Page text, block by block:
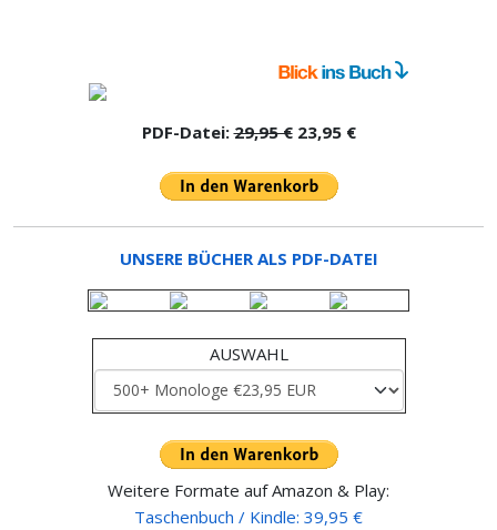
PDF-Datei:29,95 €23,95 €
UNSERE BÜCHER ALS PDF-DATEI
AUSWAHL
Weitere Formate auf Amazon & Play:
Taschenbuch / Kindle: 39,95 €